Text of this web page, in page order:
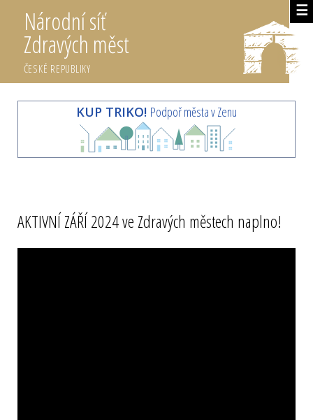
☰
Národní síť
Zdravých měst
ČESKÉ REPUBLIKY
KUP TRIKO! Podpoř města v Zenu
AKTIVNÍ ZÁŘÍ 2024 ve Zdravých městech naplno!